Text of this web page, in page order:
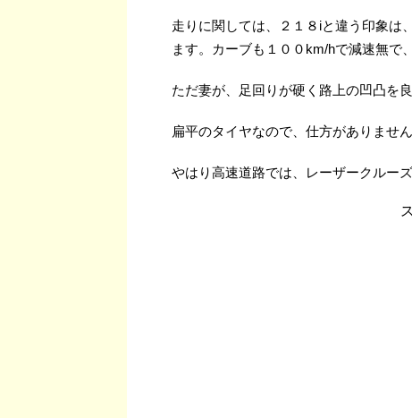
走りに関しては、２１８iと違う印象は
ます。カーブも１００km/hで減速無で
ただ妻が、足回りが硬く路上の凹凸を
扁平のタイヤなので、仕方がありませ
やはり高速道路では、レーザークルー